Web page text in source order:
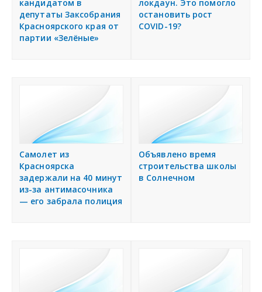
кандидатом в
депутаты Заксобрания
Красноярского края от
партии «Зелёные»
локдаун. Это помогло
остановить рост
COVID-19?
Самолет из
Красноярска
задержали на 40 минут
из-за антимасочника
— его забрала полиция
Объявлено время
строительства школы
в Солнечном